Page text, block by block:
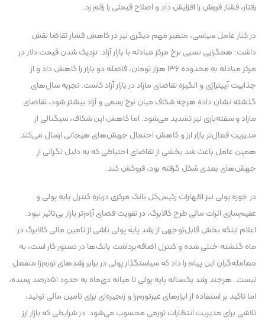
رفتار، فشار فروش را افزایش داد و اصلاح قیمتی را رقم زد.
در کنار عامل سیاسی، متغیر مهم دیگری نیز در کاهش فشار تقاضا نقش
داشت: همگرایی نسبی نرخ مرکز مبادله با بازار آزاد. نزدیک شدن قیمت دلار در
مرکز مبادله به محدوده ۱۳۶ هزار تومان، فاصله دو بازار را کاهش داد و از
جذابیت آربیتراژی و انگیزه تقاضای مازاد در بازار آزاد کاست. تجربه سال‌های
گذشته نشان داده هرچه شکاف میان نرخ رسمی و آزاد بیشتر شود، تقاضای
مازاد و سفته‌بازی نیز تشدید می‌شود. اما کاهش این شکاف، سیگنالی از
مدیریت فعال‌تر بازار ارز و کاهش احتمال جهش‌های هیجانی ارسال می‌کند.
همین عامل باعث شد بخشی از تقاضای احتیاطی که به دلیل نگرانی از
جهش‌های بعدی شکل گرفته بود، فروکش کند.
در حوزه پولی نیز اظهارات رئیس‌کل بانک مرکزی درباره کنترل پایه پولی و
عقیم‌سازی اثرات مالی طرح کالابرگ، در تقویت فضای آرام‌تر بازار بی‌تاثیر نبود.
اعلام اینکه بخش قابل‌توجهی از رشد پایه پولی ناشی از تامین مالی کالابرگ در
ماه گذشته خنثی شده و کنترل اضافه‌برداشت بانک‌ها در دستور کار است، به
معامله‌گران این پیام را داد که سیاستگذار پولی در برابر رشد‌های تورم‌زا منفعل
نیست. هرچند رشد یک‌ساله پایه پولی تا میانه دی‌ماه به حدود ۵۱درصد رسیده،
اما تاکید بر استفاده از ابزار‌های غیرتورم‌زا و زنجیره‌ای برای تامین مالی تولید،
تلاشی برای مدیریت انتظارات تورمی محسوب می‌شود. در شرایطی که بازار ارز